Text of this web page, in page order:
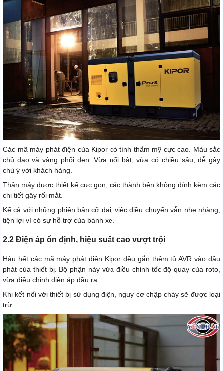
Các mã máy phát điện của Kipor có tính thẩm mỹ cực cao. Màu sắc
chủ đạo và vàng phối đen. Vừa nổi bật, vừa có chiều sâu, dễ gây
chú ý với khách hàng.
Thân máy được thiết kế cực gọn, các thành bên không đính kèm các
chi tiết gây rối mắt.
Kể cả với những phiên bản cỡ đại, việc điều chuyển vẫn nhẹ nhàng,
tiện lợi vì có sự hỗ trợ của bánh xe.
2.2 Điện áp ổn định, hiệu suất cao vượt trội
Hàu hết các mã máy phát điện Kipor đều gắn thêm tủ AVR vào đầu
phát của thiết bị. Bộ phận này vừa điều chỉnh tốc độ quay của roto,
vừa điều chỉnh điện áp đầu ra.
Khi kết nối với thiết bị sử dụng điện, nguy cơ chập cháy sẽ được loại
trừ.